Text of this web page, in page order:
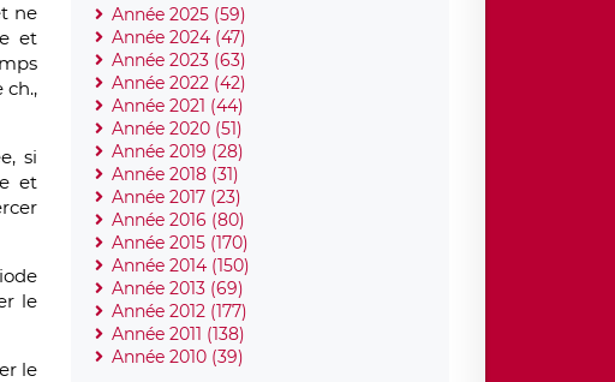
ne
et
ch.,
si
et
le
le
Année 2025 (59)
Année 2024 (47)
Année 2023 (63)
Année 2022 (42)
Année 2021 (44)
Année 2020 (51)
Année 2019 (28)
Année 2018 (31)
Année 2017 (23)
Année 2016 (80)
Année 2015 (170)
Année 2014 (150)
Année 2013 (69)
Année 2012 (177)
Année 2011 (138)
Année 2010 (39)